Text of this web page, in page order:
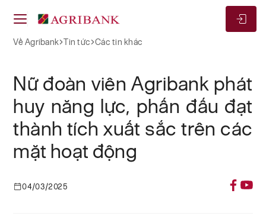
Về Agribank Tin tức Các tin khác
Nữ đoàn viên Agribank phát
huy năng lực, phấn đấu đạt
thành tích xuất sắc trên các
mặt hoạt động
04/03/2025